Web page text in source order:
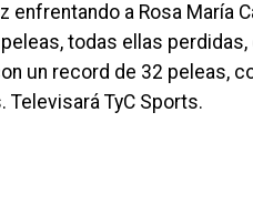
a Rosa María
todas ellas
un record de 32 peleas,
TyC Sports.